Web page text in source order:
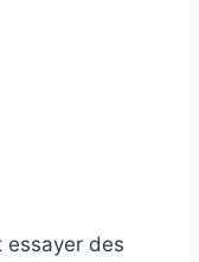
essayer des